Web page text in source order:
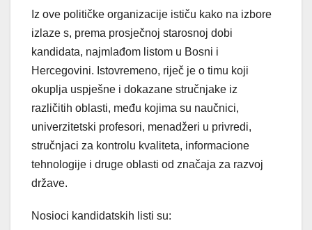
Iz ove političke organizacije ističu kako na izbore
izlaze s, prema prosječnoj starosnoj dobi
kandidata, najmlađom listom u Bosni i
Hercegovini. Istovremeno, riječ je o timu koji
okuplja uspješne i dokazane stručnjake iz
različitih oblasti, među kojima su naučnici,
univerzitetski profesori, menadžeri u privredi,
stručnjaci za kontrolu kvaliteta, informacione
tehnologije i druge oblasti od značaja za razvoj
države.
Nosioci kandidatskih listi su: